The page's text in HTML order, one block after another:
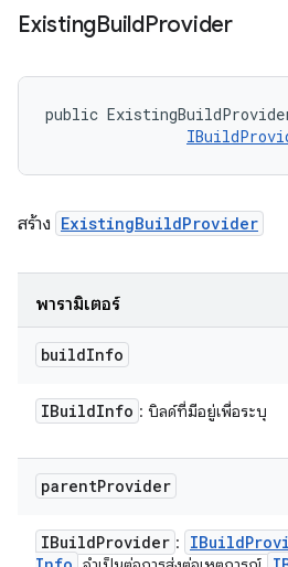
ExistingBuildProvider
public
สร้าง ExistingBuildProvider
พารามิเตอร์
buildInfo
IBuildInfo : บิลด์ที่มีอยู่เพื่อระบุ
parentProvider
IBuildProvider : IBuild